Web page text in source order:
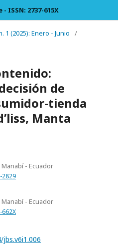
ISSN: 2737-615X
1 (2025): Enero - Junio
/
de
tienda
Manta
- Ecuador
- Ecuador